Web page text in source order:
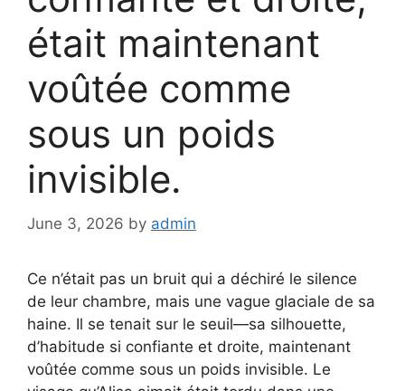
était maintenant
voûtée comme
sous un poids
invisible.
June 3, 2026 by admin
Ce n’était pas un bruit qui a déchiré le silence
de leur chambre, mais une vague glaciale de sa
haine. Il se tenait sur le seuil—sa silhouette,
d’habitude si confiante et droite, maintenant
voûtée comme sous un poids invisible. Le